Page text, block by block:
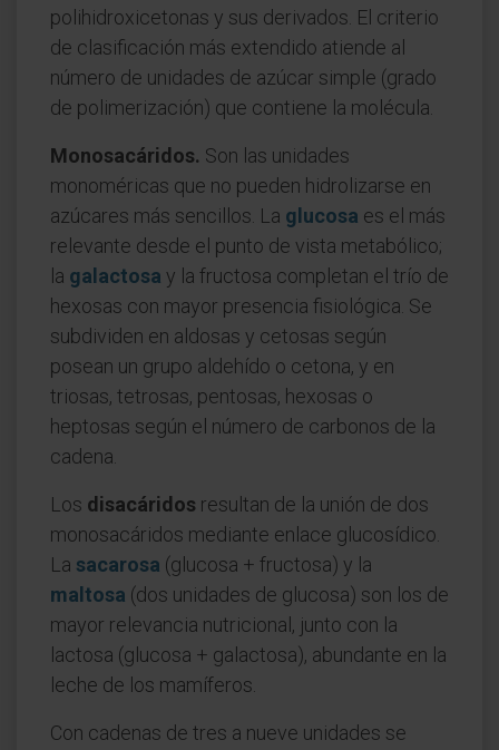
polihidroxicetonas y sus derivados. El criterio
de clasificación más extendido atiende al
número de unidades de azúcar simple (grado
de polimerización) que contiene la molécula.
Monosacáridos. Son las unidades
monoméricas que no pueden hidrolizarse en
azúcares más sencillos. La glucosa es el más
relevante desde el punto de vista metabólico;
la galactosa y la fructosa completan el trío de
hexosas con mayor presencia fisiológica. Se
subdividen en aldosas y cetosas según
posean un grupo aldehído o cetona, y en
triosas, tetrosas, pentosas, hexosas o
heptosas según el número de carbonos de la
cadena.
Los disacáridos resultan de la unión de dos
monosacáridos mediante enlace glucosídico.
La sacarosa (glucosa + fructosa) y la
maltosa (dos unidades de glucosa) son los de
mayor relevancia nutricional, junto con la
lactosa (glucosa + galactosa), abundante en la
leche de los mamíferos.
Con cadenas de tres a nueve unidades se